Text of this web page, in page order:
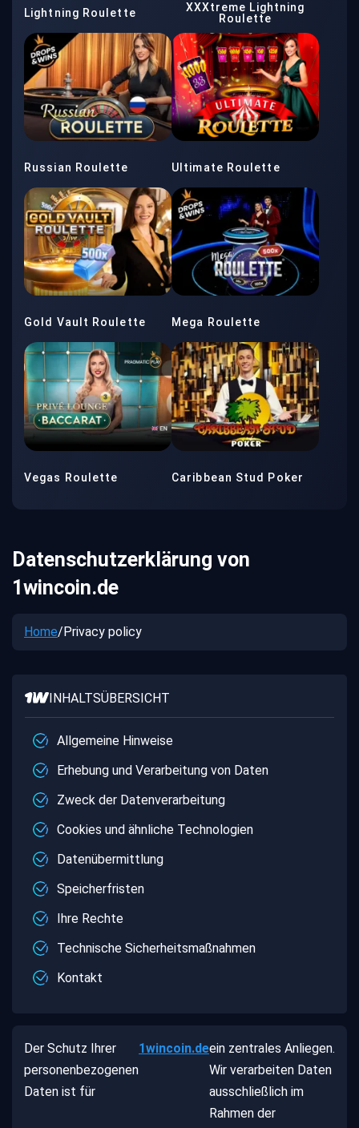
Lightning Roulette
XXXtreme Lightning
Roulette
Russian Roulette Ultimate Roulette
Gold Vault Roulette Mega Roulette
Vegas Roulette Caribbean Stud Poker
Datenschutzerklärung von
1wincoin.de
Home/Privacy policy
INHALTSÜBERSICHT
Allgemeine Hinweise
Erhebung und Verarbeitung von Daten
Zweck der Datenverarbeitung
Cookies und ähnliche Technologien
Datenübermittlung
Speicherfristen
Ihre Rechte
Technische Sicherheitsmaßnahmen
Kontakt
Der Schutz Ihrer
personenbezogenen
Daten ist für
1wincoin.deein zentrales Anliegen.
Wir verarbeiten Daten
ausschließlich im
Rahmen der